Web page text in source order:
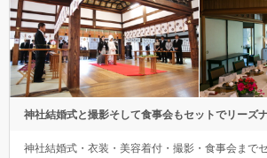
神社結婚式と撮影そして食事会もセットでリーズ
神社結婚式・衣装・美容着付・撮影・食事会まで